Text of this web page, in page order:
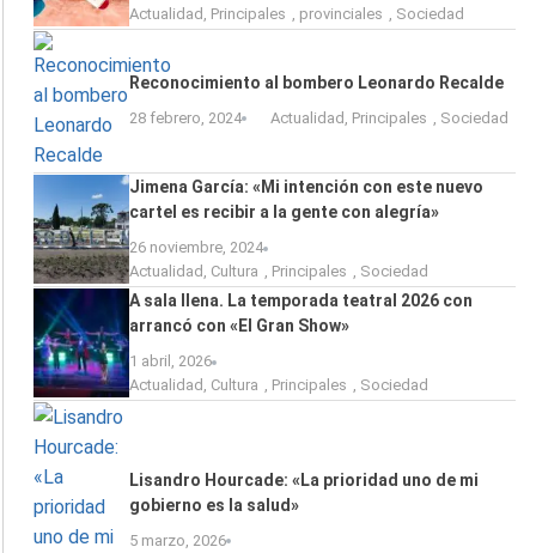
Actualidad , Principales , provinciales , Sociedad
Reconocimiento al bombero Leonardo Recalde
28 febrero, 2024 Actualidad Principales Sociedad
Jimena García: «Mi intención con este nuevo
cartel es recibir a la gente con alegría»
26 noviembre, 2024
Actualidad , Cultura , Principales , Sociedad
A sala llena. La temporada teatral 2026 con
arrancó con «El Gran Show»
1 abril, 2026
Actualidad , Cultura , Principales , Sociedad
Lisandro Hourcade: «La prioridad uno de mi
gobierno es la salud»
5 marzo, 2026